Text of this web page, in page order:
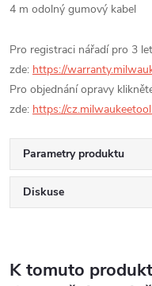
4 m odolný gumový kabel
Pro registraci nářadí pro 3
zde: https://
Pro objednání opravy
zde: https://
Parametry produktu
Diskuse
K tomuto